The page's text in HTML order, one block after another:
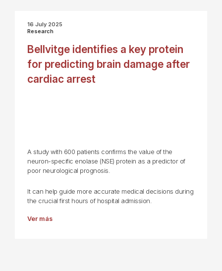
16 July 2025
Research
Bellvitge identifies a key protein
for predicting brain damage after
cardiac arrest
A study with 600 patients confirms the value of the
neuron-specific enolase (NSE) protein as a predictor of
poor neurological prognosis.
It can help guide more accurate medical decisions during
the crucial first hours of hospital admission.
Ver más